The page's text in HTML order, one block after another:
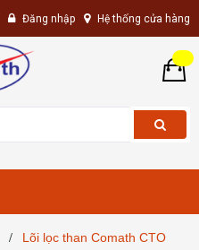
Đăng nhập Hệ thống cửa hàng
/
Lõi lọc than Comath CTO